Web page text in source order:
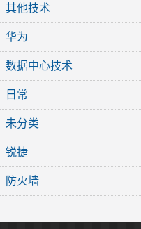
其他技术
华为
数据中心技术
日常
未分类
锐捷
防火墙